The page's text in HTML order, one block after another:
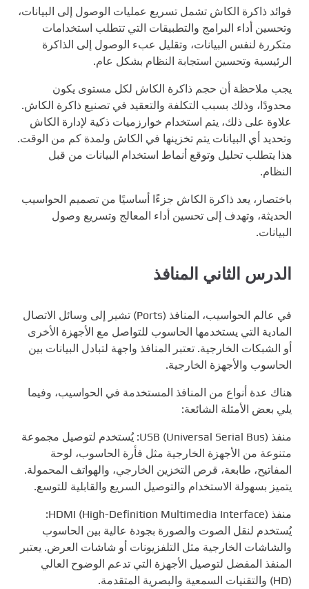
فوائد ذاكرة الكاش تشمل تسريع عمليات الوصول إلى البيانات،
وتحسين أداء البرامج والتطبيقات التي تتطلب استخدامات
متكررة لنفس البيانات، وتقليل عبء الوصول إلى الذاكرة
الرئيسية وتحسين استجابة النظام بشكل عام.
يجب ملاحظة أن حجم ذاكرة الكاش لكل مستوى يكون
محدودًا، وذلك بسبب التكلفة والتعقيد في تصنيع ذاكرة الكاش.
علاوة على ذلك، يتم استخدام خوارزميات ذكية لإدارة الكاش
وتحديد أي البيانات يتم تخزينها في الكاش ولمدة كم من الوقت.
هذا يتطلب تحليل وتوقع أنماط استخدام البيانات من قبل
النظام.
باختصار، يعد ذاكرة الكاش جزءًا أساسيًا من تصميم الحواسيب
الحديثة، وتهدف إلى تحسين أداء المعالج وتسريع وصول
البيانات.
الدرس الثاني المنافذ
في عالم الحواسيب، المنافذ (Ports) تشير إلى وسائل الاتصال
المادية التي يستخدمها الحاسوب للتواصل مع الأجهزة الأخرى
أو الشبكات الخارجية. تعتبر المنافذ واجهة لتبادل البيانات بين
الحاسوب والأجهزة الخارجية.
هناك عدة أنواع من المنافذ المستخدمة في الحواسيب، وفيما
يلي بعض الأمثلة الشائعة:
منفذ USB (Universal Serial Bus): يُستخدم لتوصيل مجموعة
متنوعة من الأجهزة الخارجية مثل فأرة الحاسوب، لوحة
المفاتيح، طابعة، قرص التخزين الخارجي، والهواتف المحمولة.
يتميز بسهولة الاستخدام والتوصيل السريع والقابلية للتوسع.
منفذ HDMI (High-Definition Multimedia Interface):
يُستخدم لنقل الصوت والصورة بجودة عالية بين الحاسوب
والشاشات الخارجية مثل التلفزيونات أو شاشات العرض. يعتبر
المنفذ المفضل لتوصيل الأجهزة التي تدعم الوضوح العالي
(HD) والتقنيات السمعية والبصرية المتقدمة.